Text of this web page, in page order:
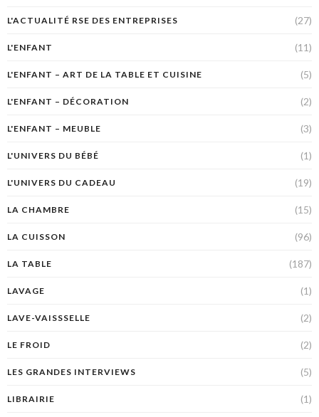
L'ACTUALITÉ RSE DES ENTREPRISES (27)
L'ENFANT (11)
L'ENFANT – ART DE LA TABLE ET CUISINE (5)
L'ENFANT – DÉCORATION (2)
L'ENFANT – MEUBLE (3)
L'UNIVERS DU BÉBÉ (1)
L'UNIVERS DU CADEAU (19)
LA CHAMBRE (15)
LA CUISSON (96)
LA TABLE (187)
LAVAGE (1)
LAVE-VAISSSELLE (2)
LE FROID (2)
LES GRANDES INTERVIEWS (5)
LIBRAIRIE (1)